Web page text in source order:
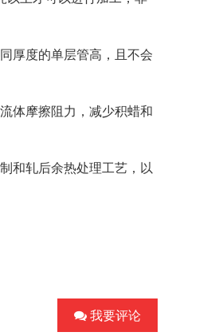
厚度的单层管高，且不会
体摩擦阻力，减少积蜡和
和轧后余热处理工艺，以
我要评论